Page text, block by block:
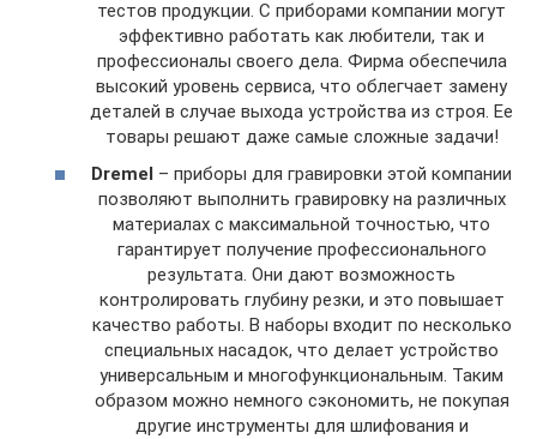
тестов продукции. С приборами компании могут
эффективно работать как любители, так и
профессионалы своего дела. Фирма обеспечила
высокий уровень сервиса, что облегчает замену
деталей в случае выхода устройства из строя. Ее
товары решают даже самые сложные задачи!
Dremel – приборы для гравировки этой компании
позволяют выполнить гравировку на различных
материалах с максимальной точностью, что
гарантирует получение профессионального
результата. Они дают возможность
контролировать глубину резки, и это повышает
качество работы. В наборы входит по несколько
специальных насадок, что делает устройство
универсальным и многофункциональным. Таким
образом можно немного сэкономить, не покупая
другие инструменты для шлифования и